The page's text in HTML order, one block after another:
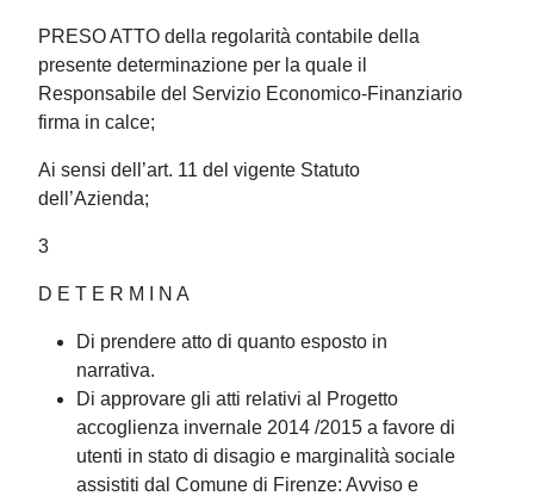
PRESO ATTO della regolarità contabile della
presente determinazione per la quale il
Responsabile del Servizio Economico-Finanziario
firma in calce;
Ai sensi dell’art. 11 del vigente Statuto
dell’Azienda;
3
D E T E R M I N A
Di prendere atto di quanto esposto in
narrativa.
Di approvare gli atti relativi al Progetto
accoglienza invernale 2014 /2015 a favore di
utenti in stato di disagio e marginalità sociale
assistiti dal Comune di Firenze: Avviso e